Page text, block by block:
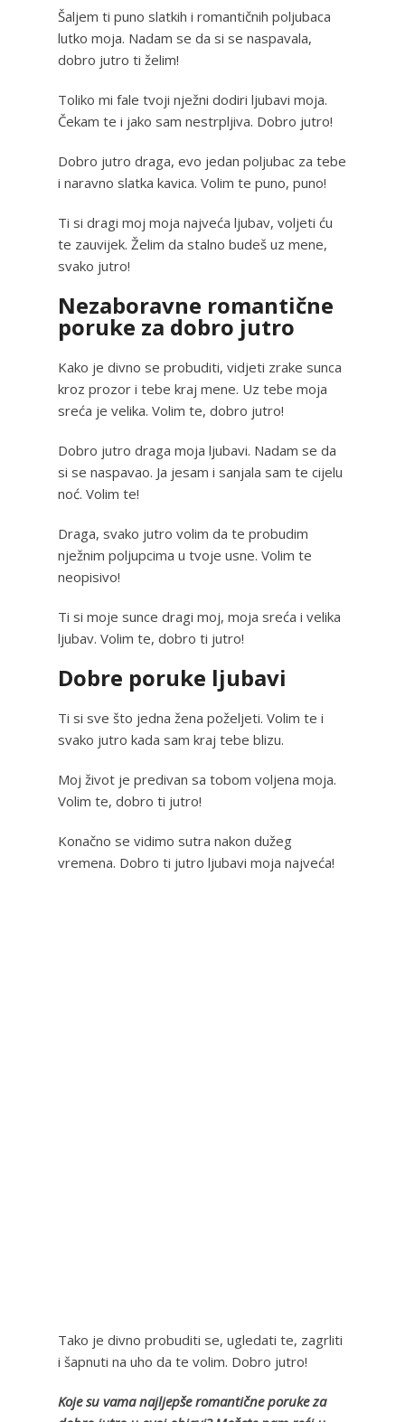
Šaljem ti puno slatkih i romantičnih poljubaca
lutko moja. Nadam se da si se naspavala,
dobro jutro ti želim!
Toliko mi fale tvoji nježni dodiri ljubavi moja.
Čekam te i jako sam nestrpljiva. Dobro jutro!
Dobro jutro draga, evo jedan poljubac za tebe
i naravno slatka kavica. Volim te puno, puno!
Ti si dragi moj moja najveća ljubav, voljeti ću
te zauvijek. Želim da stalno budeš uz mene,
svako jutro!
Nezaboravne romantične
poruke za dobro jutro
Kako je divno se probuditi, vidjeti zrake sunca
kroz prozor i tebe kraj mene. Uz tebe moja
sreća je velika. Volim te, dobro jutro!
Dobro jutro draga moja ljubavi. Nadam se da
si se naspavao. Ja jesam i sanjala sam te cijelu
noć. Volim te!
Draga, svako jutro volim da te probudim
nježnim poljupcima u tvoje usne. Volim te
neopisivo!
Ti si moje sunce dragi moj, moja sreća i velika
ljubav. Volim te, dobro ti jutro!
Dobre poruke ljubavi
Ti si sve što jedna žena poželjeti. Volim te i
svako jutro kada sam kraj tebe blizu.
Moj život je predivan sa tobom voljena moja.
Volim te, dobro ti jutro!
Konačno se vidimo sutra nakon dužeg
vremena. Dobro ti jutro ljubavi moja najveća!
Tako je divno probuditi se, ugledati te, zagrliti
i šapnuti na uho da te volim. Dobro jutro!
Koje su vama najljepše romantične poruke za